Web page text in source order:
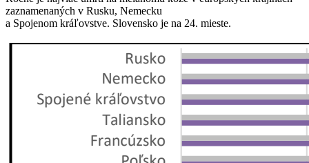
zaznamenaných v Rusku, Nemecku
a Spojenom kráľovstve. Slovensko je na 24. mieste.